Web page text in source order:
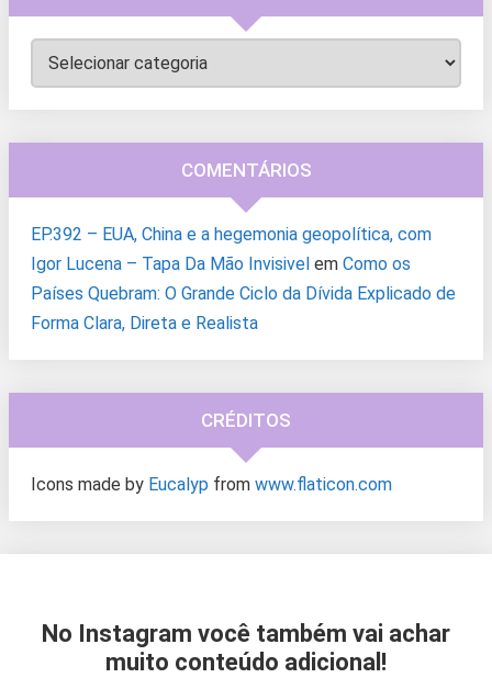
Categorias
COMENTÁRIOS
EP.392 – EUA, China e a hegemonia geopolítica, com
Igor Lucena – Tapa Da Mão Invisivel em Como os
Países Quebram: O Grande Ciclo da Dívida Explicado de
Forma Clara, Direta e Realista
CRÉDITOS
Icons made by Eucalyp from www.flaticon.com
No Instagram você também vai achar
muito conteúdo adicional!